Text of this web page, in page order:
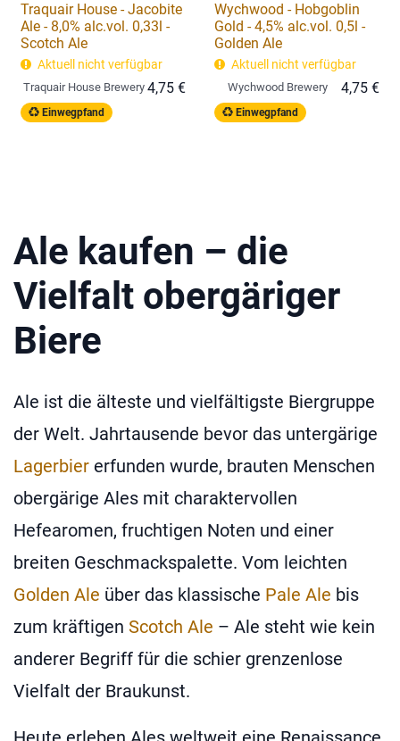
Traquair House - Jacobite
Ale - 8,0% alc.vol. 0,33l -
Scotch Ale
Aktuell nicht verfügbar
Traquair House Brewery 4,75€
Einwegpfand
Wychwood - Hobgoblin
Gold - 4,5% alc.vol. 0,5l -
Golden Ale
Aktuell nicht verfügbar
Wychwood Brewery 4,75€
Einwegpfand
Ale kaufen – die
Vielfalt obergäriger
Biere
Ale ist die älteste und vielfältigste Biergruppe
der Welt. Jahrtausende bevor das untergärige
Lagerbier erfunden wurde, brauten Menschen
obergärige Ales mit charaktervollen
Hefearomen, fruchtigen Noten und einer
breiten Geschmackspalette. Vom leichten
Golden Ale über das klassische Pale Ale bis
zum kräftigen Scotch Ale – Ale steht wie kein
anderer Begriff für die schier grenzenlose
Vielfalt der Braukunst.